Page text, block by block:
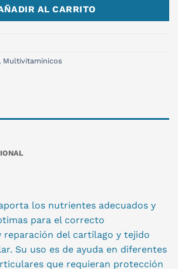
AL CARRITO
, Multivitaminicos
los nutrientes adecuados y
para el correcto
reparación del cartílago y tejido
Su uso es de ayuda en diferentes
que requieran protección